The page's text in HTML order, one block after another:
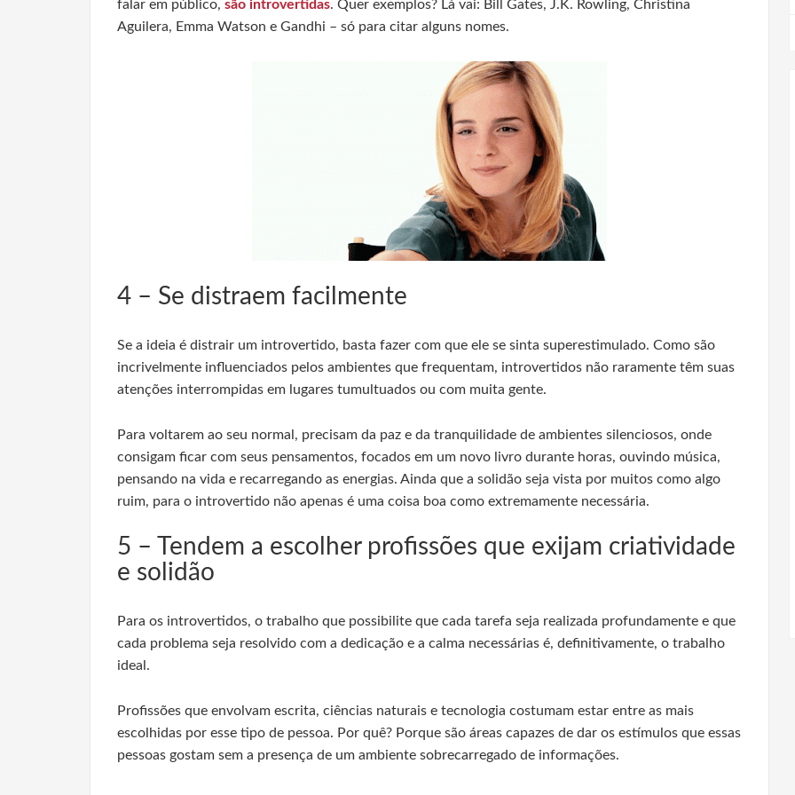
falar em público, são introvertidas. Quer exemplos? Lá vai: Bill Gates, J.K. Rowling, Christina
Aguilera, Emma Watson e Gandhi – só para citar alguns nomes.
4 – Se distraem facilmente
Se a ideia é distrair um introvertido, basta fazer com que ele se sinta superestimulado. Como são
incrivelmente influenciados pelos ambientes que frequentam, introvertidos não raramente têm suas
atenções interrompidas em lugares tumultuados ou com muita gente.
Para voltarem ao seu normal, precisam da paz e da tranquilidade de ambientes silenciosos, onde
consigam ficar com seus pensamentos, focados em um novo livro durante horas, ouvindo música,
pensando na vida e recarregando as energias. Ainda que a solidão seja vista por muitos como algo
ruim, para o introvertido não apenas é uma coisa boa como extremamente necessária.
5 – Tendem a escolher profissões que exijam criatividade
e solidão
Para os introvertidos, o trabalho que possibilite que cada tarefa seja realizada profundamente e que
cada problema seja resolvido com a dedicação e a calma necessárias é, definitivamente, o trabalho
ideal.
Profissões que envolvam escrita, ciências naturais e tecnologia costumam estar entre as mais
escolhidas por esse tipo de pessoa. Por quê? Porque são áreas capazes de dar os estímulos que essas
pessoas gostam sem a presença de um ambiente sobrecarregado de informações.